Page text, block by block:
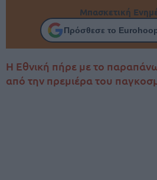
Μπασκετική
Πρόσθεσε το
Η Εθνική πήρε με το
από την πρεμιέρα του